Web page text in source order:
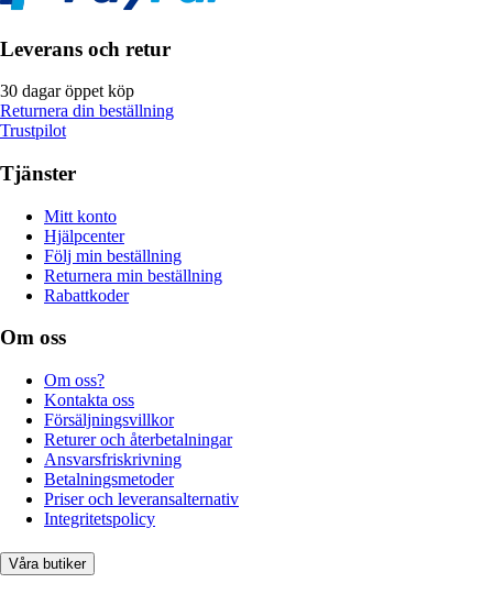
Leverans och retur
30 dagar öppet köp
Returnera din beställning
Trustpilot
Tjänster
Mitt konto
Hjälpcenter
Följ min beställning
Returnera min beställning
Rabattkoder
Om oss
Om oss?
Kontakta oss
Försäljningsvillkor
Returer och återbetalningar
Ansvarsfriskrivning
Betalningsmetoder
Priser och leveransalternativ
Integritetspolicy
Våra butiker